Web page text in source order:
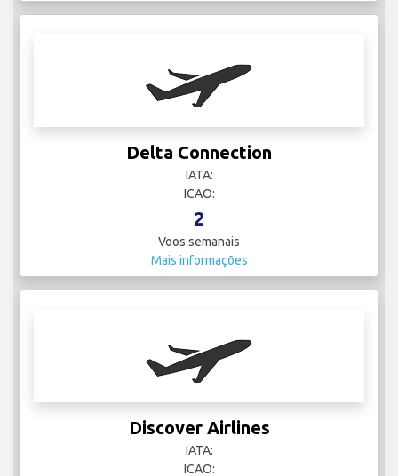
Delta Connection
IATA:
ICAO:
2
Voos semanais
Mais informações
Discover Airlines
IATA:
ICAO: